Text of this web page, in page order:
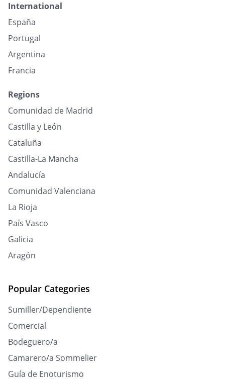
International
España
Portugal
Argentina
Francia
Regions
Comunidad de Madrid
Castilla y León
Cataluña
Castilla-La Mancha
Andalucía
Comunidad Valenciana
La Rioja
País Vasco
Galicia
Aragón
Popular Categories
Sumiller/Dependiente
Comercial
Bodeguero/a
Camarero/a Sommelier
Guía de Enoturismo